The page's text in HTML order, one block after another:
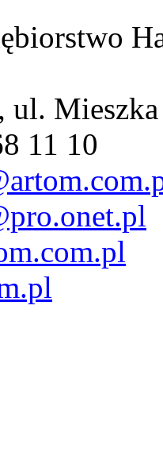
ul.
11 10